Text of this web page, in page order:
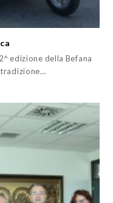
edizione della Befana